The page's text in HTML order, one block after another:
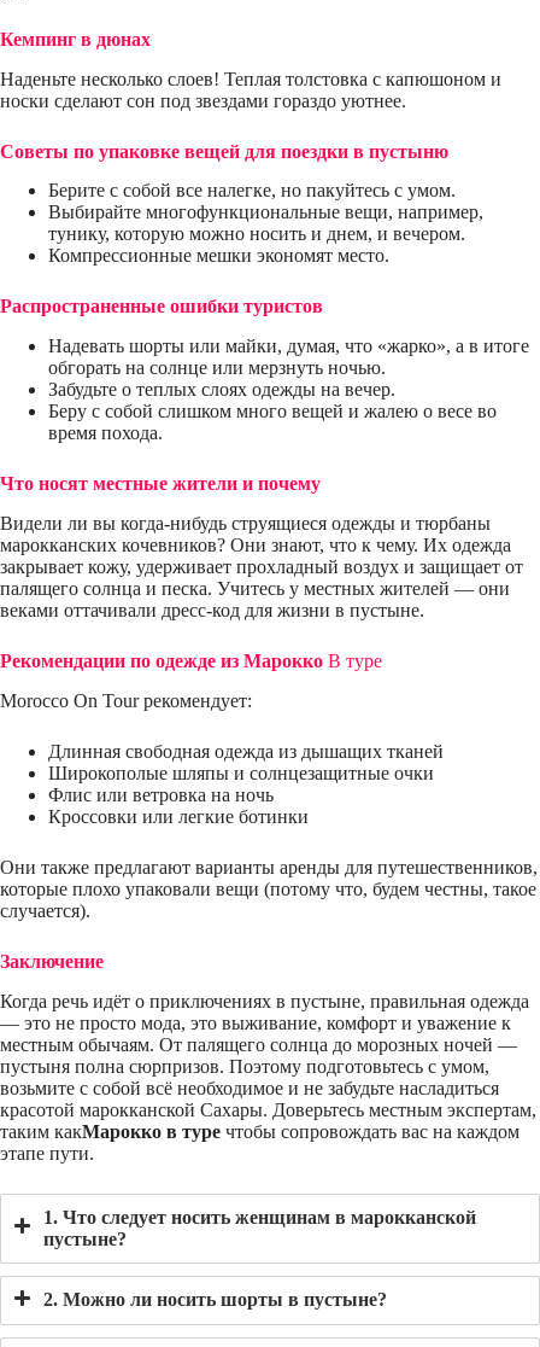
Кемпинг в дюнах
Наденьте несколько слоев! Теплая толстовка с капюшоном и
носки сделают сон под звездами гораздо уютнее.
Советы по упаковке вещей для поездки в пустыню
Берите с собой все налегке, но пакуйтесь с умом.
Выбирайте многофункциональные вещи, например,
тунику, которую можно носить и днем, и вечером.
Компрессионные мешки экономят место.
Распространенные ошибки туристов
Надевать шорты или майки, думая, что «жарко», а в итоге
обгорать на солнце или мерзнуть ночью.
Забудьте о теплых слоях одежды на вечер.
Беру с собой слишком много вещей и жалею о весе во
время похода.
Что носят местные жители и почему
Видели ли вы когда-нибудь струящиеся одежды и тюрбаны
марокканских кочевников? Они знают, что к чему. Их одежда
закрывает кожу, удерживает прохладный воздух и защищает от
палящего солнца и песка. Учитесь у местных жителей — они
веками оттачивали дресс-код для жизни в пустыне.
Рекомендации по одежде из Марокко В туре
Morocco On Tour рекомендует:
Длинная свободная одежда из дышащих тканей
Широкополые шляпы и солнцезащитные очки
Флис или ветровка на ночь
Кроссовки или легкие ботинки
Они также предлагают варианты аренды для путешественников,
которые плохо упаковали вещи (потому что, будем честны, такое
случается).
Заключение
Когда речь идёт о приключениях в пустыне, правильная одежда
— это не просто мода, это выживание, комфорт и уважение к
местным обычаям. От палящего солнца до морозных ночей —
пустыня полна сюрпризов. Поэтому подготовьтесь с умом,
возьмите с собой всё необходимое и не забудьте насладиться
красотой марокканской Сахары. Доверьтесь местным экспертам,
таким какМарокко в туре чтобы сопровождать вас на каждом
этапе пути.
1. Что следует носить женщинам в марокканской
пустыне?
2. Можно ли носить шорты в пустыне?